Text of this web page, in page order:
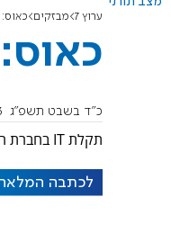
ערוץ 7 מבזקים
כ"ד בשבט תשפ"ג
תקלת IT בחברת התעופה הגרמנית גרמה לביטול או עיכובים במאות טיסות בכל רחבי אירופה. החברה: תיקנו את הבעיה.
לכתבה